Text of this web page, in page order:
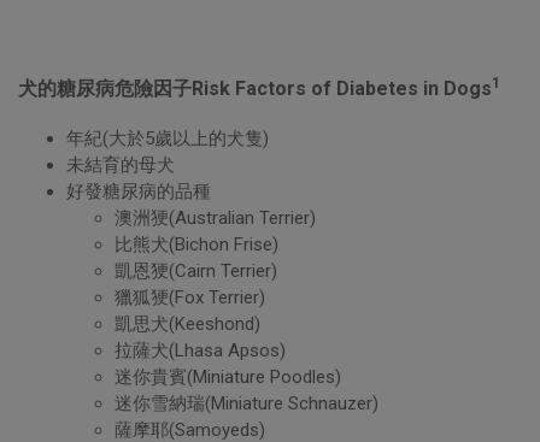
犬的糖尿病危險因子Risk Factors of Diabetes in Dogs1
年紀(大於5歲以上的犬隻)
未結育的母犬
好發糖尿病的品種
澳洲㹴(Australian Terrier)
比熊犬(Bichon Frise)
凱恩㹴(Cairn Terrier)
獵狐㹴(Fox Terrier)
凱思犬(Keeshond)
拉薩犬(Lhasa Apsos)
迷你貴賓(Miniature Poodles)
迷你雪納瑞(Miniature Schnauzer)
薩摩耶(Samoyeds)